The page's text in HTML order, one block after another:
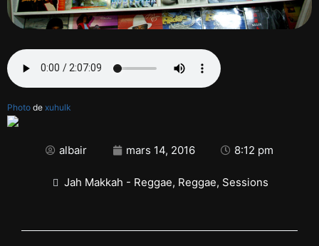
Photo de xuhulk
albair mars 14, 2016 8:12 pm
Jah Makkah - Reggae, Reggae, Sessions